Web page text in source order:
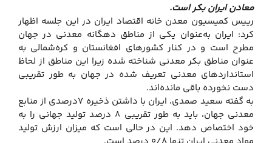
معادن ایران بکر است.
رییس کمیسیون معدن خانه اقتصاد ایران در این جلسه اظهار
کرد: ایران به‌عنوان یکی از مناطق دهگانه معدنی در جهان
مطرح است و در کنار کشورهای افغانستان و کره‌شمالی به
عنوان مناطق بکر معدنی شناخته شده زیرا این مناطق از لحاظ
استانداردهای معدنی تعریف شده در جهان به طور تقریبی
دست نخورده باقی مانده‌اند.
به گفته سعید صمدی، ایران با داشتن ذخیره ۷درصدی از منابع
معدنی جهان، باید به طور تقریبی ۸ درصد تولید جهانی را به
خود اختصاص دهد. این در حالی است که میزان ارزش تولید